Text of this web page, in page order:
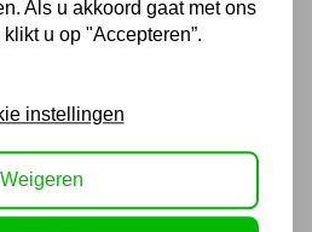
excl. BTW
Als u akkoord gaat met ons
u op "Accepteren”.
instellingen
Weigeren